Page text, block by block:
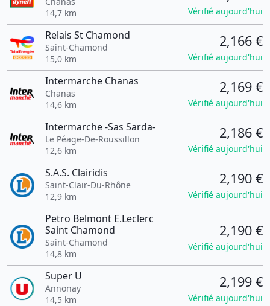
14,7 km
Vérifié aujourd'hui
Relais St Chamond
Saint-Chamond
15,0 km
2,166 €
Vérifié aujourd'hui
Intermarche Chanas
Chanas
14,6 km
2,169 €
Vérifié aujourd'hui
Intermarche -Sas Sarda-
Le Péage-De-Roussillon
12,6 km
2,186 €
Vérifié aujourd'hui
S.A.S. Clairidis
Saint-Clair-Du-Rhône
12,9 km
2,190 €
Vérifié aujourd'hui
Petro Belmont E.Leclerc
Saint Chamond
Saint-Chamond
14,8 km
2,190 €
Vérifié aujourd'hui
Super U
Annonay
14,5 km
2,199 €
Vérifié aujourd'hui